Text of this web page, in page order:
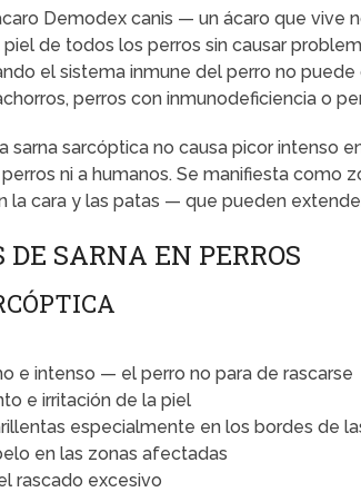
Demodex canis — un ácaro que vive
de todos los perros sin causar
el sistema inmune del perro no
perros con inmunodeficiencia o
sarna sarcóptica no causa picor intenso
ni a humanos. Se manifiesta como
la cara y las patas — que pueden
SARNA EN PERROS
e intenso — el perro no para de rascarse
e irritación de la piel
especialmente en los bordes de
en las zonas afectadas
rascado excesivo